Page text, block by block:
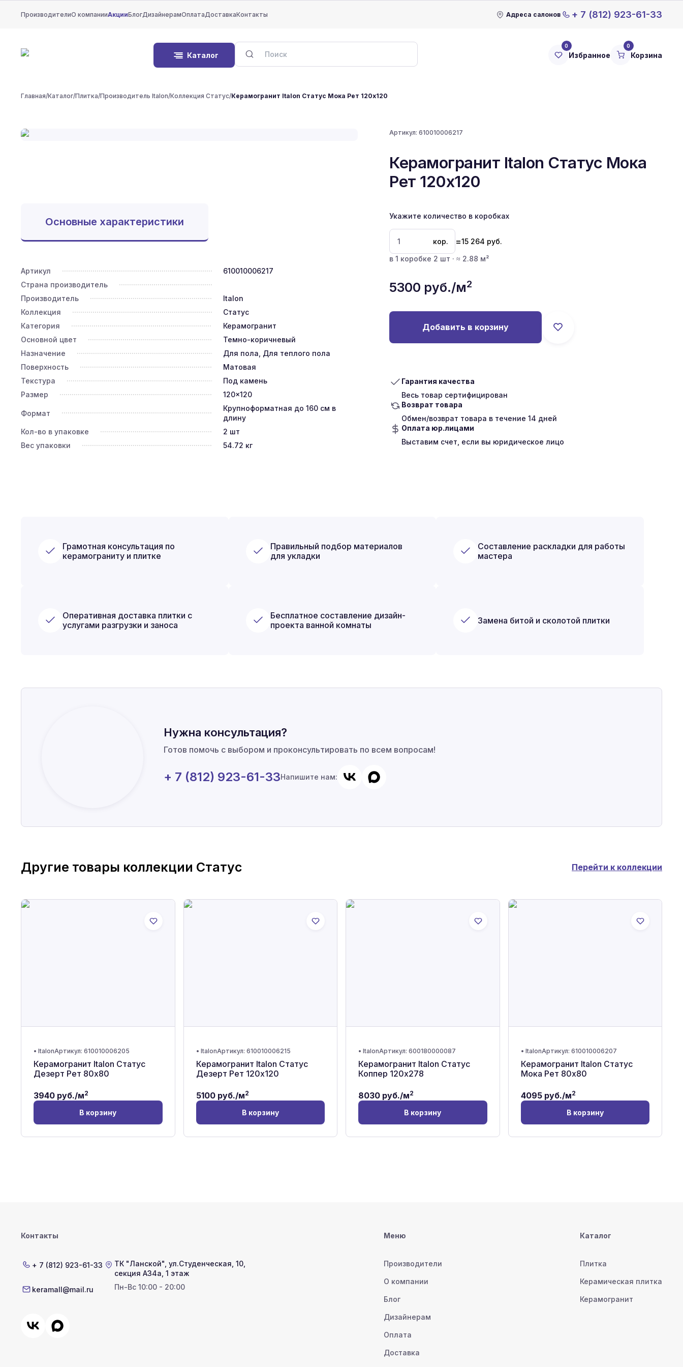
ПроизводителиО компанииАкцииБлогДизайнерамОплатаДоставкаКонтакты Адреса салонов + 7 (812) 923-61-33
Каталог
0
Избранное
0
Корзина
Главная/Каталог/Плитка/Производитель Italon/Коллекция Статус/Керамогранит Italon Статус Мока Рет 120x120
Артикул:610010006217
Керамогранит Italon Статус Мока
Рет 120x120
Укажите количество в коробках
кор. =15 264 руб.
в 1 коробке 2 шт · ≈ 2.88 м²
5300 руб./м2
Добавить в корзину
Гарантия качества
Весь товар сертифицирован
Возврат товара
Обмен/возврат товара в течение 14 дней
Оплата юр.лицами
Выставим счет, если вы юридическое лицо
Основные характеристики
Артикул
610010006217
Страна производитель
Производитель
Italon
Коллекция
Статус
Категория
Керамогранит
Основной цвет
Темно-коричневый
Назначение
Для пола, Для теплого пола
Поверхность
Матовая
Текстура
Под камень
Размер
120x120
Формат
Крупноформатная до 160 см в
длину
Кол-во в упаковке
2 шт
Вес упаковки
54.72 кг
Грамотная консультация по
керамограниту и плитке
Правильный подбор материалов
для укладки
Составление раскладки для работы
мастера
Оперативная доставка плитки с
услугами разгрузки и заноса
Бесплатное составление дизайн-
проекта ванной комнаты
Замена битой и сколотой плитки
Нужна консультация?
Готов помочь с выбором и проконсультировать по всем вопросам!
+ 7 (812) 923-61-33Напишите нам:
Другие товары коллекции Статус Перейти к коллекции
• ItalonАртикул: 610010006205
Керамогранит Italon Статус
Дезерт Рет 80x80
3940 руб./м2
В корзину
• ItalonАртикул: 610010006215
Керамогранит Italon Статус
Дезерт Рет 120x120
5100руб./м2
В корзину
• ItalonАртикул: 600180000087
Керамогранит Italon Статус
Коппер 120x278
8030 руб./м2
В корзину
• ItalonАртикул: 610010006207
Керамогранит Italon Статус
Мока Рет 80x80
4095руб./м2
В корзину
Контакты
+ 7 (812) 923-61-33
keramall@mail.ru
ТК "Ланской" ул.Студенческая, 10,
секция А34а, 1 этаж
Пн-Вс 10:00 - 20:00
Меню
Производители
О компании
Блог
Дизайнерам
Оплата
Доставка
Каталог
Плитка
Керамическая плитка
Керамогранит